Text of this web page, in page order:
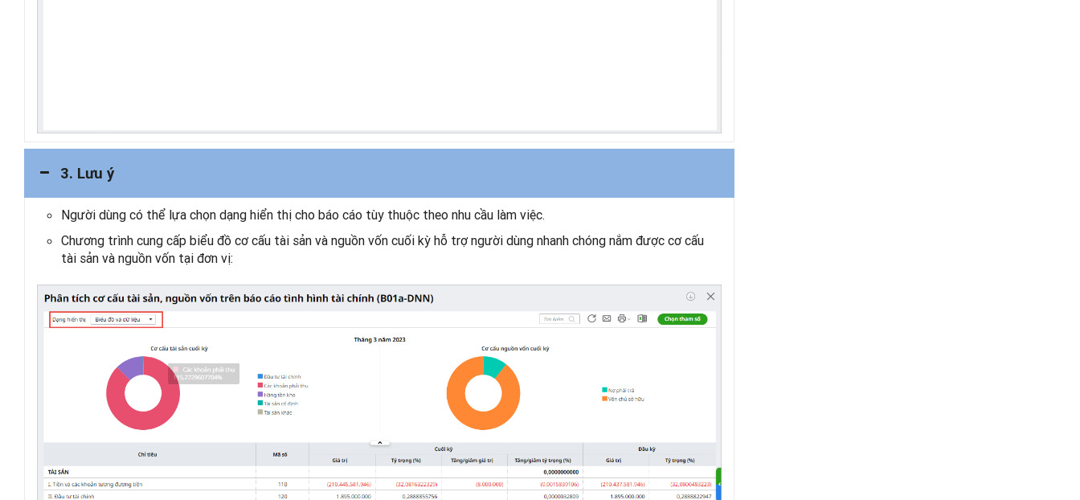
3. Lưu ý
Người dùng có thể lựa chọn dạng hiển thị cho báo cáo tùy thuộc theo nhu cầu làm việc.
Chương trình cung cấp biểu đồ cơ cấu tài sản và nguồn vốn cuối kỳ hỗ trợ người dùng nhanh chóng nắm được cơ cấu
tài sản và nguồn vốn tại đơn vị: